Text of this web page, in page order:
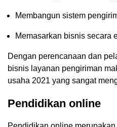
Membangun sistem
Memasarkan bisnis secara
Dengan perencanaan dan
bisnis layanan pengiriman
usaha 2021 yang sangat
Pendidikan online